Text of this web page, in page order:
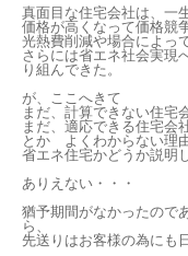
真面目な住宅会社は、一
価格が高くなって価格競
光熱費削減や場合によっ
さらには省エネ社会実現
り組んできた。
が、ここへきて
まだ、計算できない住宅
まだ、適応できる住宅会
とか よくわからない理
省エネ住宅かどうか説明
ありえない・・・
猶予期間がなかったので
ら、
先送りはお客様の為にも